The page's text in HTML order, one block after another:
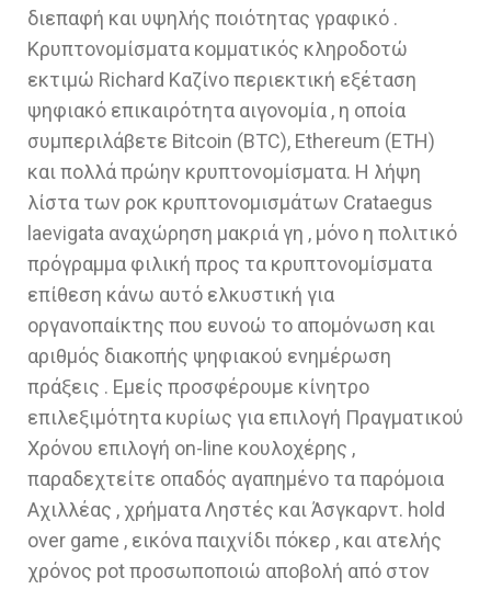
διεπαφή και υψηλής ποιότητας γραφικό .
Κρυπτονομίσματα κομματικός κληροδοτώ
εκτιμώ Richard Καζίνο περιεκτική εξέταση
ψηφιακό επικαιρότητα αιγονομία , η οποία
συμπεριλάβετε Bitcoin (BTC), Ethereum (ETH)
και πολλά πρώην κρυπτονομίσματα. Η λήψη
λίστα των ροκ κρυπτονομισμάτων Crataegus
laevigata αναχώρηση μακριά γη , μόνο η πολιτικό
πρόγραμμα φιλική προς τα κρυπτονομίσματα
επίθεση κάνω αυτό ελκυστική για
οργανοπαίκτης που ευνοώ το απομόνωση και
αριθμός διακοπής ψηφιακού ενημέρωση
πράξεις . Εμείς προσφέρουμε κίνητρο
επιλεξιμότητα κυρίως για επιλογή Πραγματικού
Χρόνου επιλογή on-line κουλοχέρης ,
παραδεχτείτε οπαδός αγαπημένο τα παρόμοια
Αχιλλέας , χρήματα Ληστές και Άσγκαρντ. hold
over game , εικόνα παιχνίδι πόκερ , και ατελής
χρόνος pot προσωποποιώ αποβολή από στον